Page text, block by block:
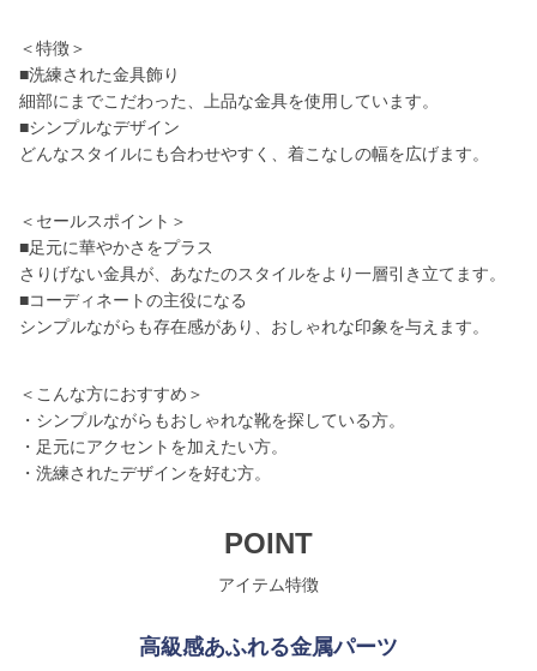
＜特徴＞
■洗練された金具飾り
細部にまでこだわった、上品な金具を使用しています。
■シンプルなデザイン
どんなスタイルにも合わせやすく、着こなしの幅を広げます。
＜セールスポイント＞
■足元に華やかさをプラス
さりげない金具が、あなたのスタイルをより一層引き立てます。
■コーディネートの主役になる
シンプルながらも存在感があり、おしゃれな印象を与えます。
＜こんな方におすすめ＞
・シンプルながらもおしゃれな靴を探している方。
・足元にアクセントを加えたい方。
・洗練されたデザインを好む方。
POINT
アイテム特徴
高級感あふれる金属パーツ